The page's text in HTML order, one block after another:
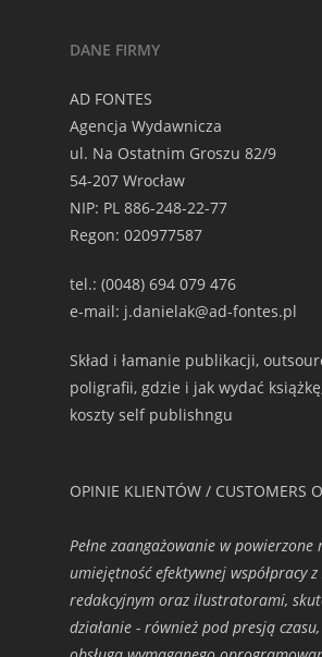
DANE FIRMY
AD FONTES
Agencja Wydawnicza
ul. Na Ostatnim Groszu 82/9
54-207 Wrocław
NIP: PL 886-248-22-77
Regon: 020977587
tel.: (0048) 694 079 476
e-mail: j.danielak@ad-fontes.pl
Skład i łamanie publikacji,
poligrafii, gdzie i jak wydać
koszty self publishngu
OPINIE KLIENTÓW / CUSTOMERS
Pełne zaangażowanie w powierzone
umiejętność efektywnej współpracy z
redakcyjnym oraz ilustratorami,
działanie - również pod presją